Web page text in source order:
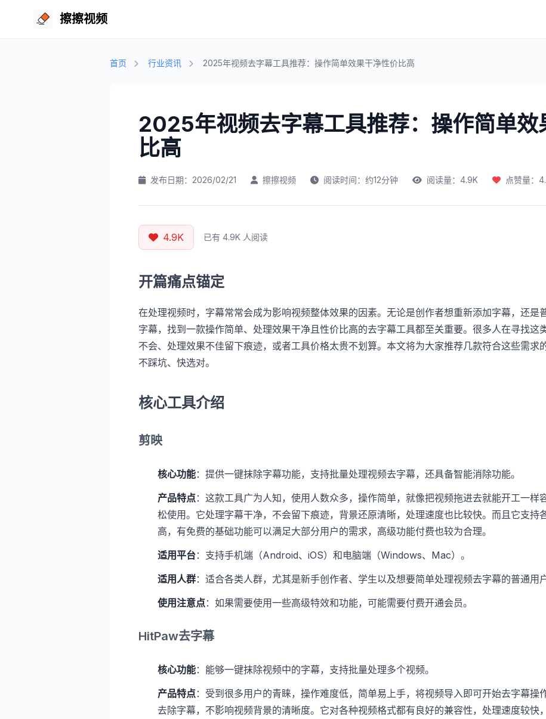
擦擦视频
首页 行业资讯 2025年视频去字幕工具推荐：操作简单效果干净性价比高
2025年视频去字幕工具推荐：操作简单效
比高
发布日期：2026/02/21 擦擦视频 阅读时间：约12分钟 阅读量：4.9K 点赞量：
4.9K 已有 4.9K 人阅读
开篇痛点锚定
在处理视频时，字幕常常会成为影响视频整体效果的因素。无论是创作者想重新添加字幕，还是
字幕，找到一款操作简单、处理效果干净且性价比高的去字幕工具都至关重要。很多人在寻找这
不会、处理效果不佳留下痕迹，或者工具价格太贵不划算。本文将为大家推荐几款符合这些需求
不踩坑、快选对。
核心工具介绍
剪映
核心功能：提供一键抹除字幕功能，支持批量处理视频去字幕，还具备智能消除功能。
产品特点：这款工具广为人知，使用人数众多，操作简单，就像把视频拖进去就能开工一样
松使用。它处理字幕干净，不会留下痕迹，背景还原清晰，处理速度也比较快。而且它支持
高，有免费的基础功能可以满足大部分用户的需求，高级功能付费也较为合理。
适用平台：支持手机端（Android、iOS）和电脑端（Windows、Mac）。
适用人群：适合各类人群，尤其是新手创作者、学生以及想要简单处理视频去字幕的普通用户
使用注意点：如果需要使用一些高级特效和功能，可能需要付费开通会员。
HitPaw去字幕
核心功能：能够一键抹除视频中的字幕，支持批量处理多个视频。
产品特点：受到很多用户的青睐，操作难度低，简单易上手，将视频导入即可开始去字幕操
去除字幕，不影响视频背景的清晰度。它对各种视频格式都有良好的兼容性，处理速度较快